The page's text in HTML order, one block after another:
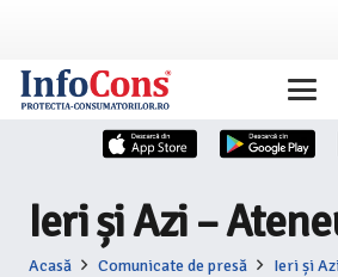
Ieri și Azi –
Acasă Comunicate de presă Ieri și